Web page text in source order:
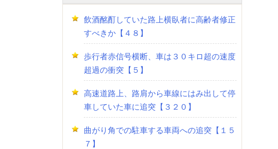
飲酒酩酊していた路上横臥者に高齢者修正
すべきか【４８】
歩行者赤信号横断、車は３０キロ超の速度
超過の衝突【５】
高速道路上、路肩から車線にはみ出して停
車していた車に追突【３２０】
曲がり角での駐車する車両への追突【１５
７】